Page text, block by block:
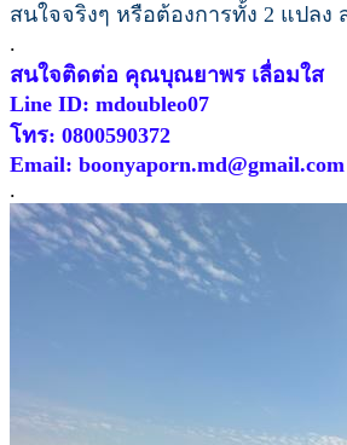
สนใจจริงๆ หรือต้องการทั้ง 2 แปล
.
สนใจติดต่อ คุณบุณยาพร เลื่อมใส
Line ID: mdoubleo07
โทร: 0800590372
Email: boonyaporn.md@gmail.com
.